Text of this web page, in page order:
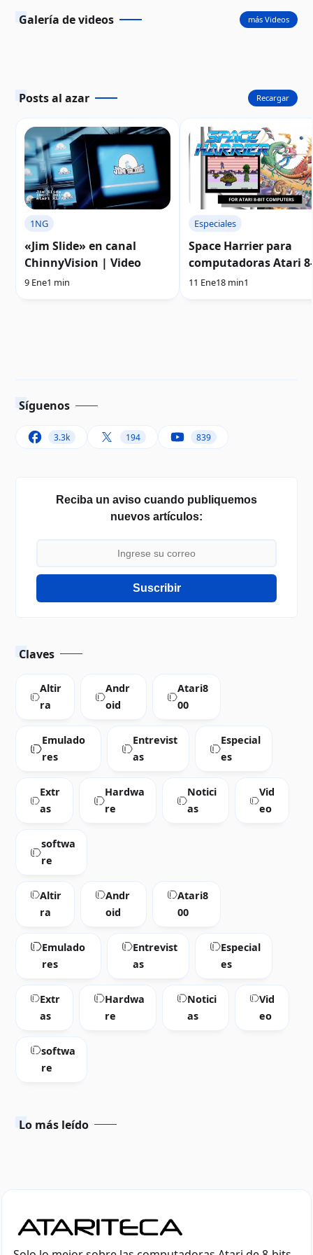
Galería de videos más Videos
Posts al azar
1NG
«Jim Slide» en canal
ChinnyVision | Video
9 Ene1 min
Especiales
Space Harrier para
computadoras Atari
| Análisis
11 Ene18 min1
Recargar
Síguenos
3.3k 194 839
Reciba un aviso cuando publiquemos
nuevos artículos:
Suscribir
Claves
Altir
ra
Andr
oid
Atari8
00
Emulado
res
Entrevist
as
Especial
es
Extr
as
Hardwa
re
Notici
as
Vid
eo
softwa
re
Altir
ra
Andr
oid
Atari8
00
Emulado
res
Entrevist
as
Especial
es
Extr
as
Hardwa
re
Notici
as
Vid
eo
softwa
re
Lo más leído